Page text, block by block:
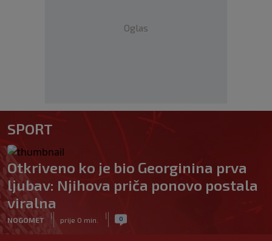
Oglas
SPORT
Otkriveno ko je bio Georginina prva
ljubav: Njihova priča ponovo postala
viralna
NOGOMET
|
prije 0 min.
| 0